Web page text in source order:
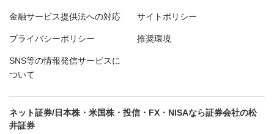
金融サービス提供法への対応 サイトポリシー
プライバシーポリシー 推奨環境
SNS等の情報発信サービスに
ついて
ネット証券/日本株・米国株・投信・FX・NISAなら証券会社の松
井証券